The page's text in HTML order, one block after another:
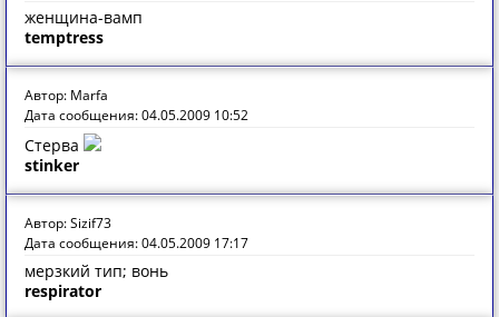
женщина-вамп
temptress
Автор: Marfa
Дата сообщения: 04.05.2009 10:52
Стерва
stinker
Автор: Sizif73
Дата сообщения: 04.05.2009 17:17
мерзкий тип; вонь
respirator